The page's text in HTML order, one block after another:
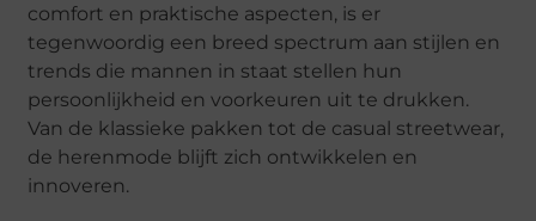
comfort en praktische aspecten, is er
tegenwoordig een breed spectrum aan stijlen en
trends die mannen in staat stellen hun
persoonlijkheid en voorkeuren uit te drukken.
Van de klassieke pakken tot de casual streetwear,
de herenmode blijft zich ontwikkelen en
innoveren.